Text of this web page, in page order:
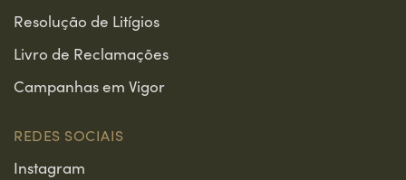
Resolução de Litígios
Livro de Reclamações
Campanhas em Vigor
REDES SOCIAIS
Instagram